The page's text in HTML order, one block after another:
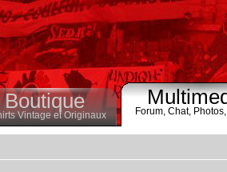
Boutique
Vintage et Originaux Forum, Chat, Photos,